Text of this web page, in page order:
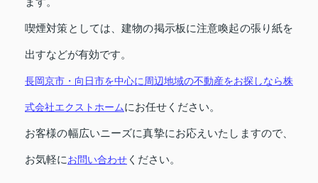
喫煙対策としては、建物の掲示板に注意喚起の張り紙を
出すなどが有効です。
長岡京市・向日市を中心に周辺地域の不動産をお探しなら株
式会社エクストホームにお任せください。
お客様の幅広いニーズに真摯にお応えいたしますので、
お気軽にお問い合わせ ください。